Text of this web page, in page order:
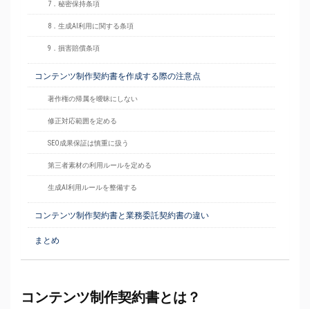
7．秘密保持条項
8．生成AI利用に関する条項
9．損害賠償条項
コンテンツ制作契約書を作成する際の注意点
著作権の帰属を曖昧にしない
修正対応範囲を定める
SEO成果保証は慎重に扱う
第三者素材の利用ルールを定める
生成AI利用ルールを整備する
コンテンツ制作契約書と業務委託契約書の違い
まとめ
コンテンツ制作契約書とは？